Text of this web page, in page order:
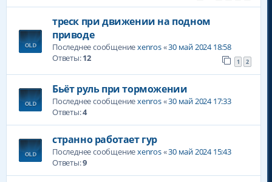
треск при движении на подном
приводе
Последнее сообщениеxenros«30 май 2024 18:58
Ответы:12 1 2
Бьёт руль при торможении
Последнее сообщениеxenros«30 май 2024 17:33
Ответы:4
странно работает гур
Последнее сообщениеxenros«30 май 2024 15:43
Ответы:9